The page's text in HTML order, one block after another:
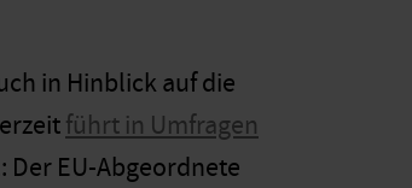
in Hinblick auf die
führt in Umfragen
Der EU-Abgeordnete